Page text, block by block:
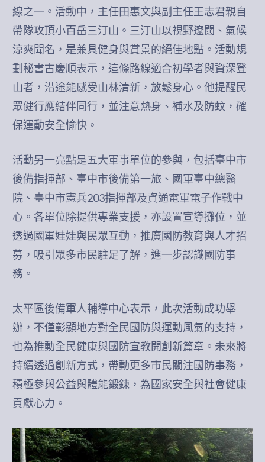
線之一。活動中，主任田惠文與副主任王志君親自
帶隊攻頂小百岳三汀山。三汀山以視野遼闊、氣候
涼爽聞名，是兼具健身與賞景的絕佳地點。活動規
劃秘書古慶順表示，這條路線適合初學者與資深登
山者，沿途能感受山林清新，放鬆身心。他提醒民
眾健行應結伴同行，並注意熱身、補水及防蚊，確
保運動安全愉快。
活動另一亮點是五大軍事單位的參與，包括臺中市
後備指揮部、臺中市後備第一旅、國軍臺中總醫
院、臺中市憲兵203指揮部及資通電軍電子作戰中
心。各單位除提供專業支援，亦設置宣導攤位，並
透過國軍娃娃與民眾互動，推廣國防教育與人才招
募，吸引眾多市民駐足了解，進一步認識國防事
務。
太平區後備軍人輔導中心表示，此次活動成功舉
辦，不僅彰顯地方對全民國防與運動風氣的支持，
也為推動全民健康與國防宣教開創新篇章。未來將
持續透過創新方式，帶動更多市民關注國防事務，
積極參與公益與體能鍛鍊，為國家安全與社會健康
貢獻心力。